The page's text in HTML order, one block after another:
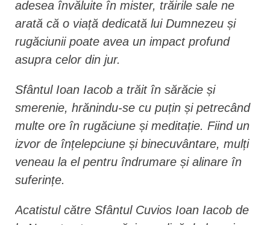
adesea învăluite în mister, trăirile sale ne
arată că o viață dedicată lui Dumnezeu și
rugăciunii poate avea un impact profund
asupra celor din jur.
Sfântul Ioan Iacob a trăit în sărăcie și
smerenie, hrănindu-se cu puțin și petrecând
multe ore în rugăciune și meditație. Fiind un
izvor de înțelepciune și binecuvântare, mulți
veneau la el pentru îndrumare și alinare în
suferințe.
Acatistul către Sfântul Cuvios Ioan Iacob de